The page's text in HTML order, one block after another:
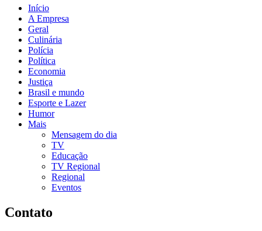
Início
A Empresa
Geral
Culinária
Polícia
Política
Economia
Justiça
Brasil e mundo
Esporte e Lazer
Humor
Mais
Mensagem do dia
TV
Educação
TV Regional
Regional
Eventos
Contato